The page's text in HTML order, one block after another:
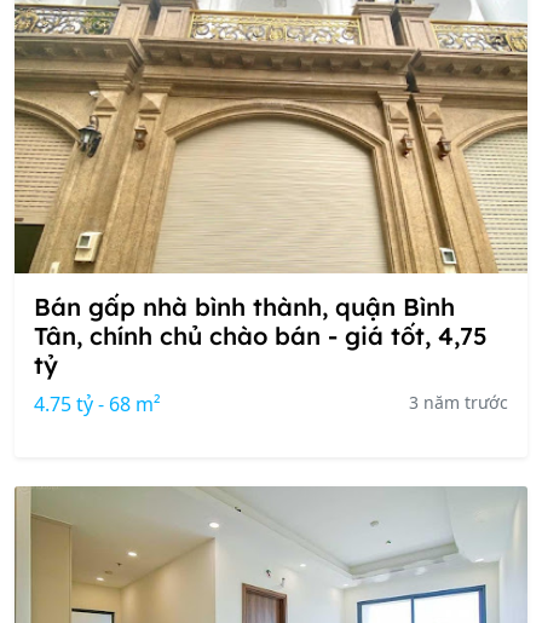
Bán gấp nhà bình thành, quận Bình
Tân, chính chủ chào bán - giá tốt, 4,75
tỷ
4.75 tỷ - 68 m² 3 năm trước